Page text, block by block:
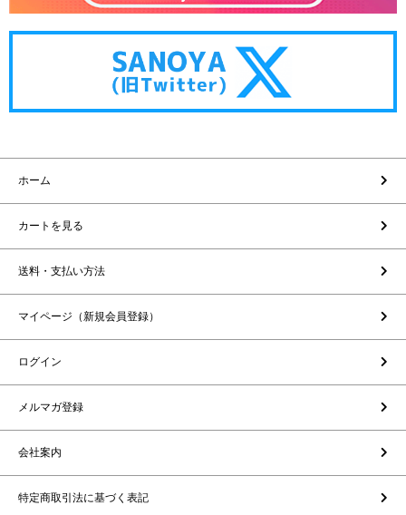
ホーム
カートを見る
送料・支払い方法
マイページ（新規会員登録）
ログイン
メルマガ登録
会社案内
特定商取引法に基づく表記